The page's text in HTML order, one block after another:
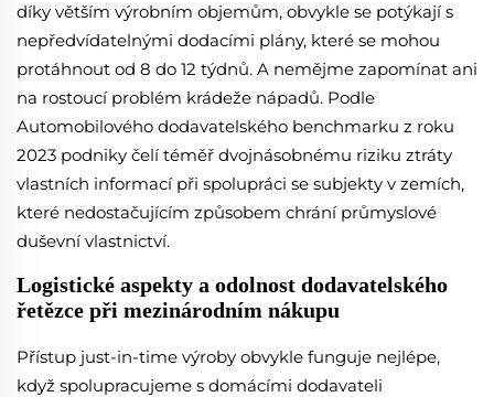
díky větším výrobním objemům, obvykle se potýkají s
nepředvídatelnými dodacími plány, které se mohou
protáhnout od 8 do 12 týdnů. A nemějme zapomínat ani
na rostoucí problém krádeže nápadů. Podle
Automobilového dodavatelského benchmarku z roku
2023 podniky čelí téměř dvojnásobnému riziku ztráty
vlastních informací při spolupráci se subjekty v zemích,
které nedostačujícím způsobem chrání průmyslové
duševní vlastnictví.
Logistické aspekty a odolnost dodavatelského
řetězce při mezinárodním nákupu
Přístup just-in-time výroby obvykle funguje nejlépe,
když spolupracujeme s domácími dodavateli